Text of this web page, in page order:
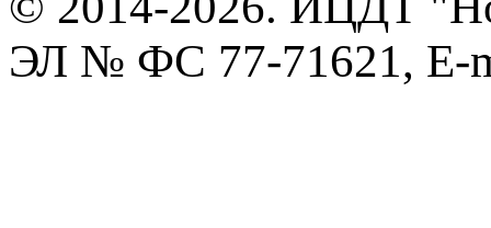
ЭЛ № ФС 77-71621, E-